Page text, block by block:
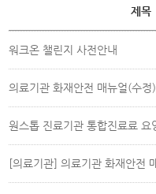
제목
워크온 챌린지 사전안내
의료기관 화재안전 매뉴얼(수정)